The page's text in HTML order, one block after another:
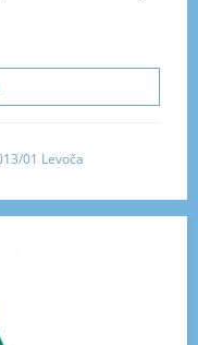
01 Levoča